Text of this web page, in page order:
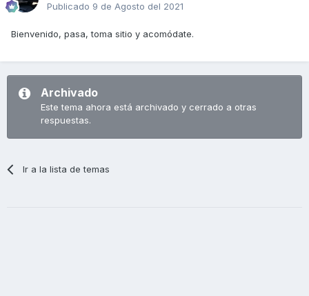
Publicado 9 de Agosto del 2021
Bienvenido, pasa, toma sitio y acomódate.
Archivado
Este tema ahora está archivado y cerrado a otras
respuestas.
Ir a la lista de temas